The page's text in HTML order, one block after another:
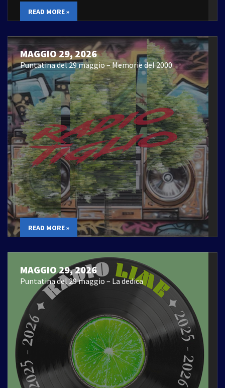
READ MORE »
MAGGIO 29, 2026
Puntatina del 29 maggio – Memorie del 2000
READ MORE »
MAGGIO 29, 2026
Puntatina del 29 maggio – La dedica